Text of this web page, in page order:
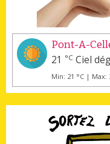
Pont-A-
21 °C Ciel
Min: 21 °C | Max: